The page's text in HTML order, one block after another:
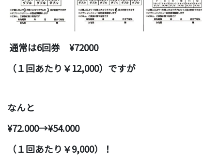
通常は6回券 ¥72000
（１回あたり￥12,000）ですが
なんと
¥72.000→¥54.000
（１回あたり￥9,000）！